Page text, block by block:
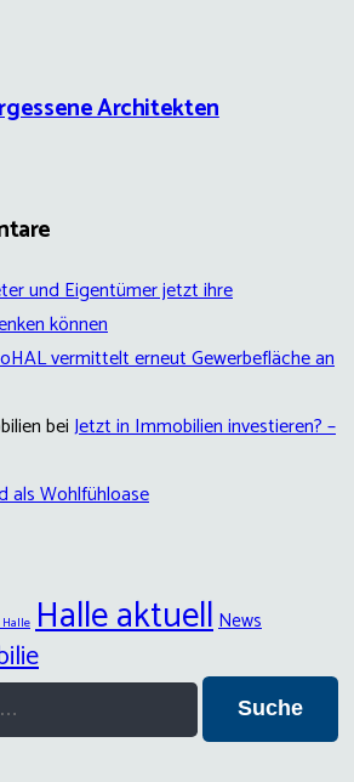
Architekten
und Eigentümer jetzt ihre
können
vermittelt erneut Gewerbefläche an
beiJetzt in Immobilien investieren? –
als Wohlfühloase
Halle aktuellNews